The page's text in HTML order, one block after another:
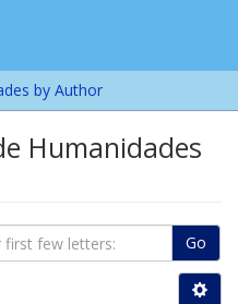
by Author
Humanidades
Go